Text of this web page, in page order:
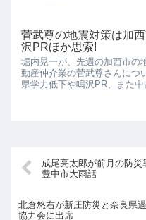
菅武尊の地震対策は加
沢PRほか思索!
堀内晃一が、先週の加西市の
動産仲介業の菅武尊さんにつ
県学力低下や鳴沢PR、また
成尾亮太郎が前月の防
豊中市大雨話
北倉悠右が新庄防災と奈良県
協力会に出席